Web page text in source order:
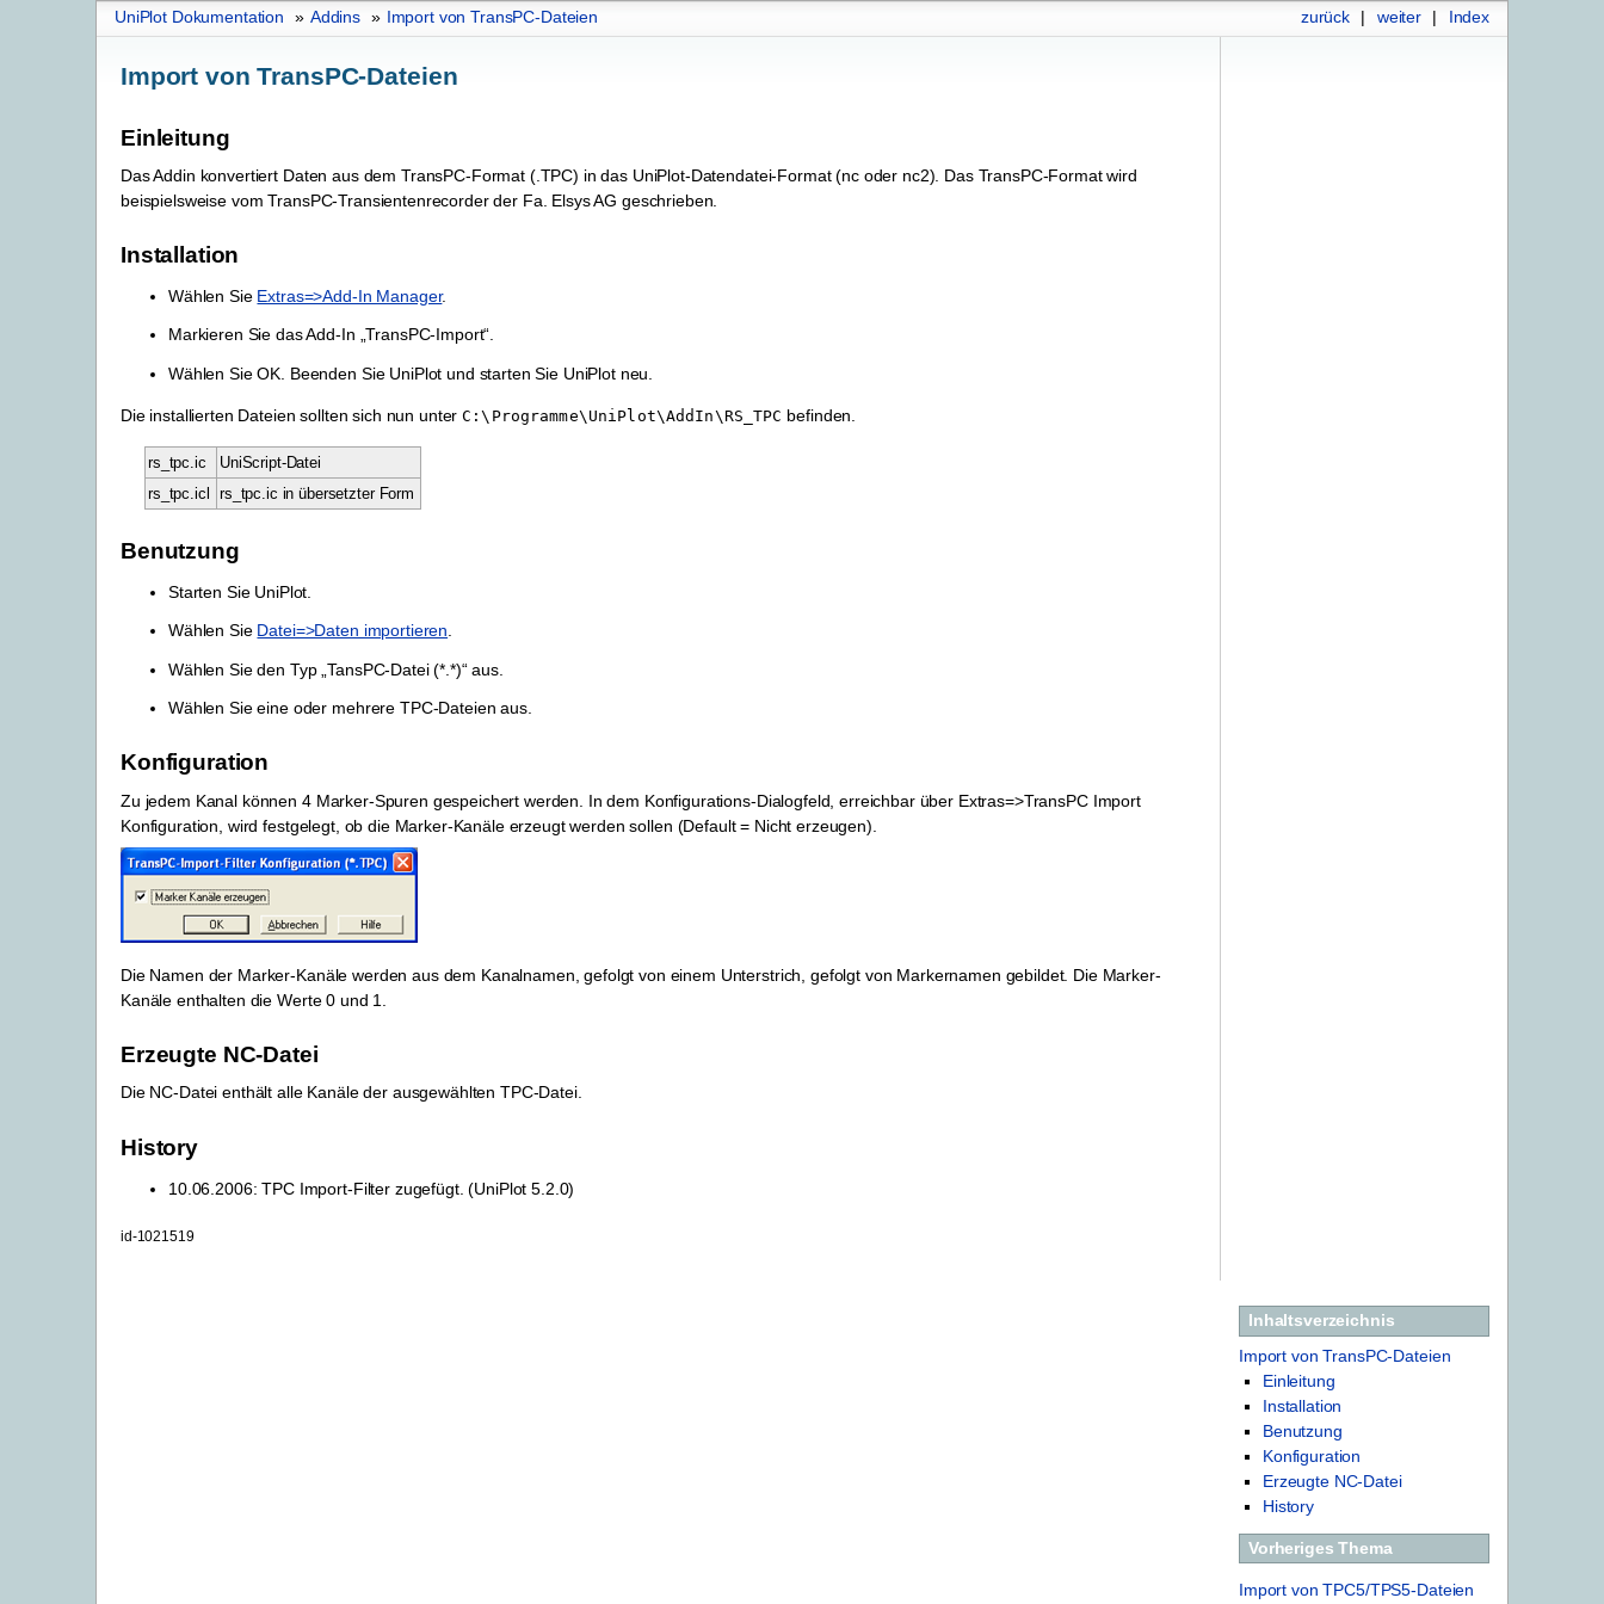
Index
weiter |
zurück |
UniPlot Dokumentation » Addins » Import von TransPC-Dateien
Import von TransPC-Dateien
Einleitung
Das Addin konvertiert Daten aus dem TransPC-Format (.TPC) in das UniPlot-Datendatei-Format (nc oder nc2). Das TransPC-Format wird
beispielsweise vom TransPC-Transientenrecorder der Fa. Elsys AG geschrieben.
Installation
Wählen Sie Extras=>Add-In Manager.
Markieren Sie das Add-In „TransPC-Import“.
Wählen Sie OK. Beenden Sie UniPlot und starten Sie UniPlot neu.
Die installierten Dateien sollten sich nun unterC:\Programme\UniPlot\AddIn\RS_TPC befinden.
rs_tpc.ic
UniScript-Datei
rs_tpc.icl rs_tpc.ic in übersetzter Form
Benutzung
Starten Sie UniPlot.
Wählen Sie Datei=>Daten importieren.
Wählen Sie den Typ „TansPC-Datei (*.*)“ aus.
Wählen Sie eine oder mehrere TPC-Dateien aus.
Konfiguration
Zu jedem Kanal können 4 Marker-Spuren gespeichert werden. In dem Konfigurations-Dialogfeld, erreichbar über Extras=>TransPC Import
Konfiguration , wird festgelegt, ob die Marker-Kanäle erzeugt werden sollen (Default = Nicht erzeugen).
Die Namen der Marker-Kanäle werden aus dem Kanalnamen, gefolgt von einem Unterstrich, gefolgt von Markernamen gebildet. Die Marker-
Kanäle enthalten die Werte 0 und 1.
Erzeugte NC-Datei
Die NC-Datei enthält alle Kanäle der ausgewählten TPC-Datei.
History
10.06.2006: TPC Import-Filter zugefügt. (UniPlot 5.2.0)
id-1021519
Inhaltsverzeichnis
Import von TransPC-Dateien
Einleitung
Installation
Benutzung
Konfiguration
Erzeugte NC-Datei
History
Vorheriges Thema
Import von TPC5/TPS5-Dateien